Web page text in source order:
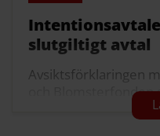
slutgiltigt avtal
Avsiktsförklaringen
och Blomsterfonden